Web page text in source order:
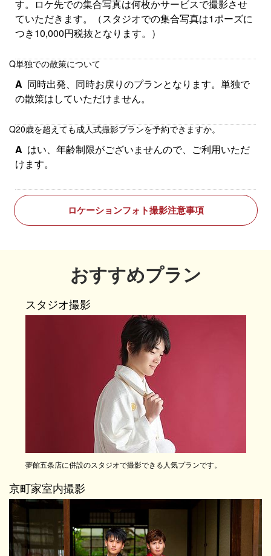
す。ロケ先での集合写真は何枚かサービスで撮影させ
ていただきます。（スタジオでの集合写真は1ポーズに
つき10,000円税抜となります。）
Q単独での散策について
A 同時出発、同時お戻りのプランとなります。単独で
の散策はしていただけません。
Q20歳を超えても成人式撮影プランを予約できますか。
A はい、年齢制限がございませんので、ご利用いただ
けます。
ロケーションフォト撮影注意事項
おすすめプラン
スタジオ撮影
夢館五条店に併設のスタジオで撮影できる人気プランです。
京町家室内撮影